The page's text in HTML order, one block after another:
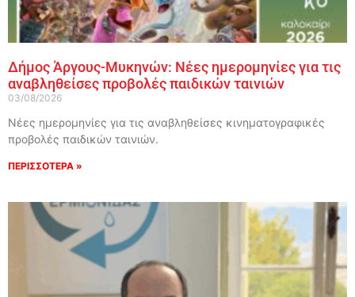
Δήμος Άργους-Μυκηνών: Νέες ημερομηνίες για τις
αναβληθείσες προβολές παιδικών ταινιών
03/08/2026
Νέες ημερομηνίες για τις αναβληθείσες κινηματογραφικές
προβολές παιδικών ταινιών.
ΠΕΡΙΣΣΟΤΕΡΑ »